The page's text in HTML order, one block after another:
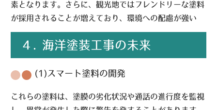
素となります。さらに、観光地ではフレンドリーな塗料
が採用されることが増えており、環境への配慮が強い
４. 海洋塗装工事の未来
(1)スマート塗料の開発
これらの塗料は、塗膜の劣化状況や通話の進行度を監視